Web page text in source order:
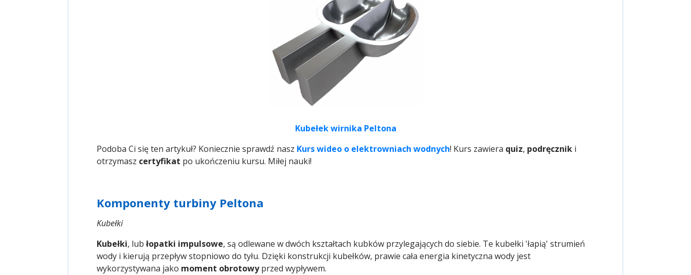
Kubełek wirnika Peltona
Podoba Ci się ten artykuł? Koniecznie sprawdź nasz Kurs wideo o elektrowniach wodnych! Kurs zawiera quiz, podręcznik i
otrzymasz certyfikat po ukończeniu kursu. Miłej nauki!
Komponenty turbiny Peltona
Kubełki
Kubełki, lub łopatki impulsowe, są odlewane w dwóch kształtach kubków przylegających do siebie. Te kubełki 'łapią' strumień
wody i kierują przepływ stopniowo do tyłu. Dzięki konstrukcji kubełków, prawie cała energia kinetyczna wody jest
wykorzystywana jako moment obrotowyprzed wypływem.